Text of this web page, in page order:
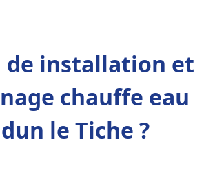
de installation et
chauffe eau
le Tiche ?